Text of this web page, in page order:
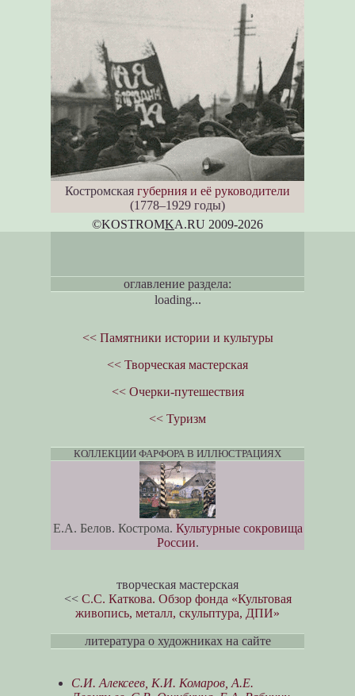
Костромская губерния и её руководители
(1778–1929 годы)
©KOSTROMKA.RU 2009-2026
оглавление раздела:
loading...
<< Памятники истории и культуры
<< Творческая мастерская
<< Очерки-путешествия
<< Туризм
КОЛЛЕКЦИИ ФАРФОРА В ИЛЛЮСТРАЦИЯХ
Е.А. Белов. Кострома. Культурные сокровища
России.
творческая мастерская
<< С.С. Каткова. Обзор фонда «Культовая
живопись, металл, скульптура, ДПИ»
литература о художниках на сайте
С.И. Алексеев, К.И. Комаров, А.Е.